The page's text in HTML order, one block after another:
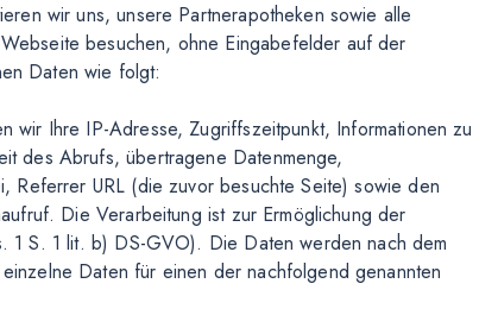
wir uns, unsere Partnerapotheken sowie alle
besuchen, ohne Eingabefelder auf der
Daten wie folgt:
wir Ihre IP-Adresse, Zugriffszeitpunkt, Informationen zu
des Abrufs, übertragene Datenmenge,
Referrer URL (die zuvor besuchte Seite) sowie den
Die Verarbeitung ist zur Ermöglichung der
S. 1 lit. b) DS-GVO). Die Daten werden nach dem
Daten für einen der nachfolgend genannten